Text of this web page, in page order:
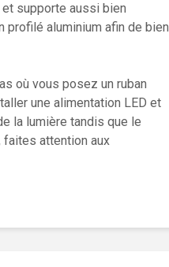
supporte aussi bien
profilé aluminium afin de bien
où vous posez un ruban
une alimentation LED et
la lumière tandis que le
faites attention aux